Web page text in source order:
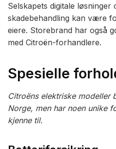
Selskapets digitale løsninger
skadebehandling kan være
eiere. Storebrand har også
med Citroën-forhandlere.
Spesielle
Citroëns elektriske
Norge, men har noen unike
kjenne til.